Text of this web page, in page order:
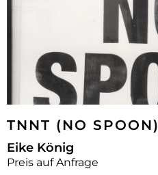
TNNT (NO SPOON)
Eike König
Preis auf Anfrage